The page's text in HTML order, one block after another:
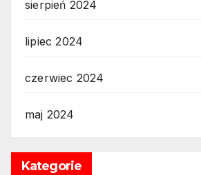
sierpień 2024
lipiec 2024
czerwiec 2024
maj 2024
Kategorie